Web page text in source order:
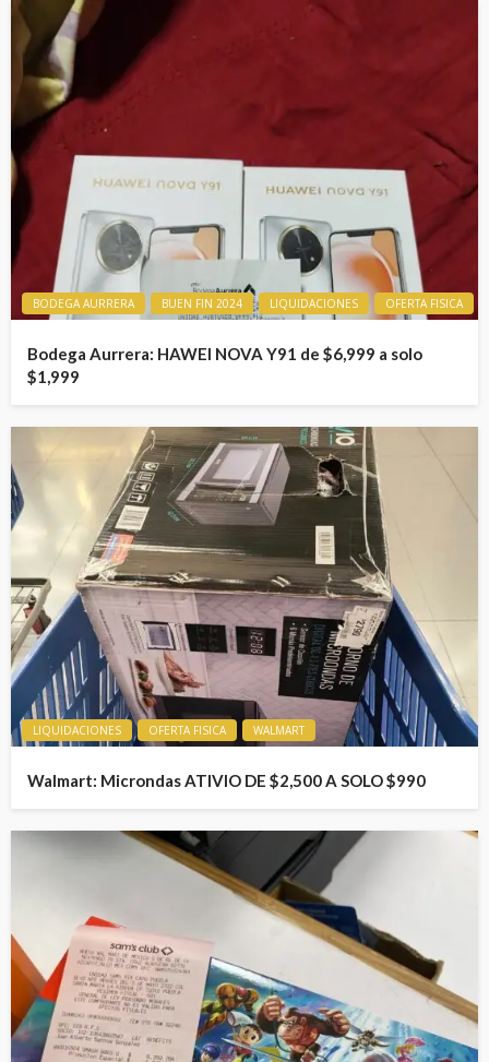
BODEGA AURRERA BUEN FIN 2024 LIQUIDACIONES OFERTA FISICA
Bodega Aurrera: HAWEI NOVA Y91 de $6,999 a solo
$1,999
LIQUIDACIONES OFERTA FISICA WALMART
Walmart: Microndas ATIVIO DE $2,500 A SOLO $990